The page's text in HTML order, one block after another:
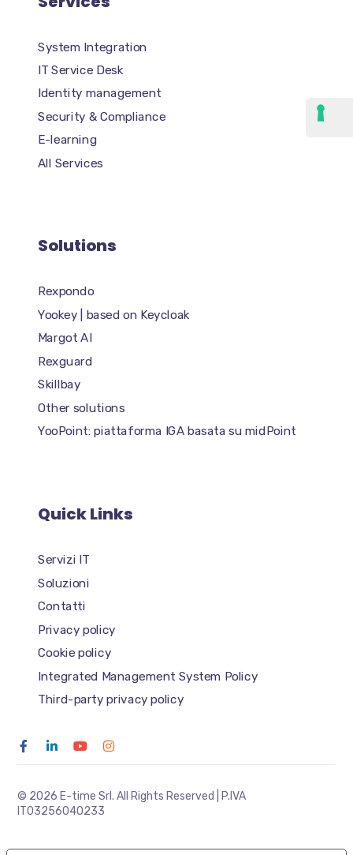
System Integration
IT Service Desk
Identity management
Security & Compliance
E-learning
All Services
Solutions
Rexpondo
Yookey | based on Keycloak
Margot AI
Rexguard
Skillbay
Other solutions
YooPoint: piattaforma IGA basata su midPoint
Quick Links
Servizi IT
Soluzioni
Contatti
Privacy policy
Cookie policy
Integrated Management System Policy
Third-party privacy policy
© 2026 E-time Srl. All Rights Reserved | P.IVA
IT03256040233